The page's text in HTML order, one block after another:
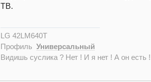
ТВ.
LG 42LM640T
Профиль Универсальный
Видишь суслика ? Нет ! И я нет ! А он есть